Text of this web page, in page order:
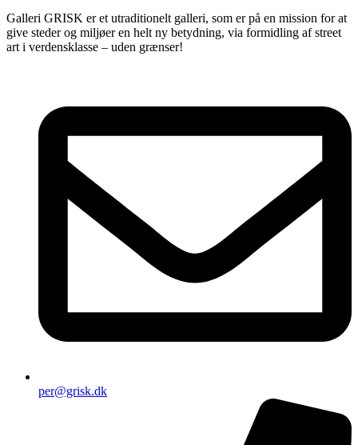
Galleri GRISK er et utraditionelt galleri, som er på en mission for at
give steder og miljøer en helt ny betydning, via formidling af street
art i verdensklasse – uden grænser!
per@grisk.dk